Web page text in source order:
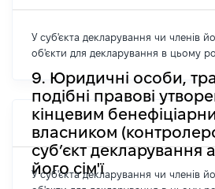
У суб'єкта декларування чи членів
об'єкти для декларування в цьому
9. Юридичні особи,
подібні правові
кінцевим
власником
суб’єкт декларування
його сім'ї
У суб'єкта декларування чи членів